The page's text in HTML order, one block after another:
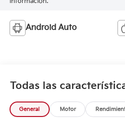
Android Auto
Todas las
General Motor